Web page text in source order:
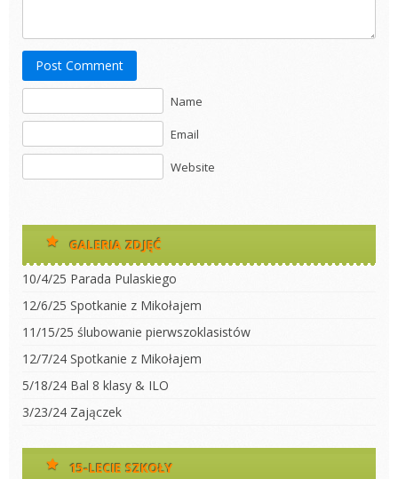
Post Comment
Name
Email
Website
GALERIA ZDJĘĆ
10/4/25 Parada Pulaskiego
12/6/25 Spotkanie z Mikołajem
11/15/25 ślubowanie pierwszoklasistów
12/7/24 Spotkanie z Mikołajem
5/18/24 Bal 8 klasy & ILO
3/23/24 Zajączek
15-LECIE SZKOŁY